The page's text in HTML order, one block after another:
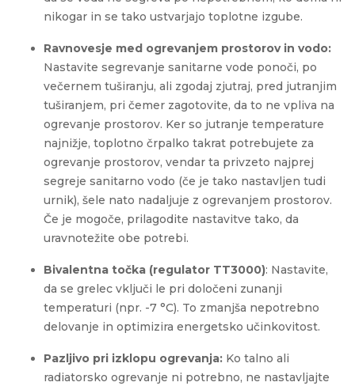
nikogar in se tako ustvarjajo toplotne izgube.
Ravnovesje med ogrevanjem prostorov in vodo:
Nastavite segrevanje sanitarne vode ponoči, po
večernem tuširanju, ali zgodaj zjutraj, pred jutranjim
tuširanjem, pri čemer zagotovite, da to ne vpliva na
ogrevanje prostorov. Ker so jutranje temperature
najnižje, toplotno črpalko takrat potrebujete za
ogrevanje prostorov, vendar ta privzeto najprej
segreje sanitarno vodo (če je tako nastavljen tudi
urnik), šele nato nadaljuje z ogrevanjem prostorov.
Če je mogoče, prilagodite nastavitve tako, da
uravnotežite obe potrebi.
Bivalentna točka (regulator TT3000): Nastavite,
da se grelec vključi le pri določeni zunanji
temperaturi (npr. -7 °C). To zmanjša nepotrebno
delovanje in optimizira energetsko učinkovitost.
Pazljivo pri izklopu ogrevanja: Ko talno ali
radiatorsko ogrevanje ni potrebno, ne nastavljajte